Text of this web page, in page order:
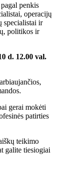
penkis
operacijų
specialistai ir
politikos ir
d. 12.00 val.
gerai mokėti
patirties
teikimo
galite tiesiogiai